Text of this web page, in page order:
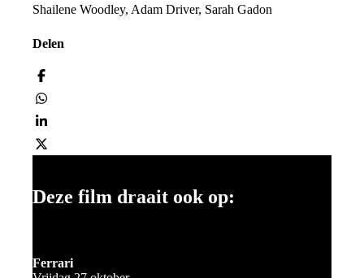
Shailene Woodley, Adam Driver, Sarah Gadon
Delen
Deze film draait ook op:
Ferrari